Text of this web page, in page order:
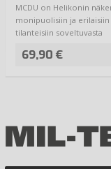
MCDU on Helikonin
monipuolisiin ja erilaisiin
tilanteisiin soveltuvasta
69,90 €